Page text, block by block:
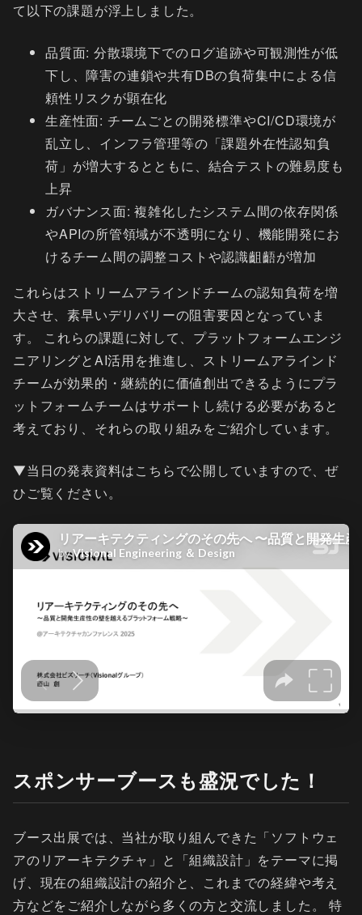
て以下の課題が浮上しました。
品質面: 分散環境下でのログ追跡や可観測性が低
下し、障害の連鎖や共有DBの負荷集中による信
頼性リスクが顕在化
生産性面: チームごとの開発標準やCI/CD環境が
乱立し、インフラ管理等の「課題外在性認知負
荷」が増大するとともに、結合テストの難易度も
上昇
ガバナンス面: 複雑化したシステム間の依存関係
やAPIの所管領域が不透明になり、機能開発にお
けるチーム間の調整コストや認識齟齬が増加
これらはストリームアラインドチームの認知負荷を増
大させ、素早いデリバリーの阻害要因となっていま
す。 これらの課題に対して、プラットフォームエンジ
ニアリングとAI活用を推進し、ストリームアラインド
チームが効果的・継続的に価値創出できるようにプラ
ットフォームチームはサポートし続ける必要があると
考えており、それらの取り組みをご紹介しています。
▼当日の発表資料はこちらで公開していますので、ぜ
ひご覧ください。
スポンサーブースも盛況でした！
ブース出展では、当社が取り組んできた「ソフトウェ
アのリアーキテクチャ」と「組織設計」をテーマに掲
げ、現在の組織設計の紹介と、これまでの経緯や考え
方などをご紹介しながら多くの方と交流しました。 特